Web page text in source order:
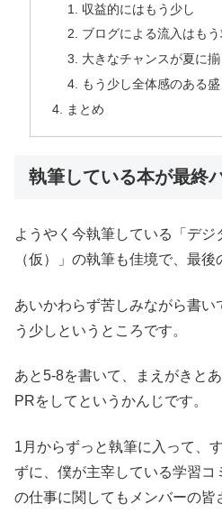
収益的にはもう少し
ブログによる流入はも
大きなチャンスが夏に
もう少し全体感のある
まとめ
執筆している本が最終
ようやく今執筆している「デジ
（仮）」の執筆も佳境で、最後
あいかわらず苦しみながら書い
う少しというところです。
あと5-8を書いて、まえがきと
PRをしてというかんじです。
1月からずっと執筆に入って、
ずに、僕が主宰している学習コ
の仕事に関してもメンバーの皆